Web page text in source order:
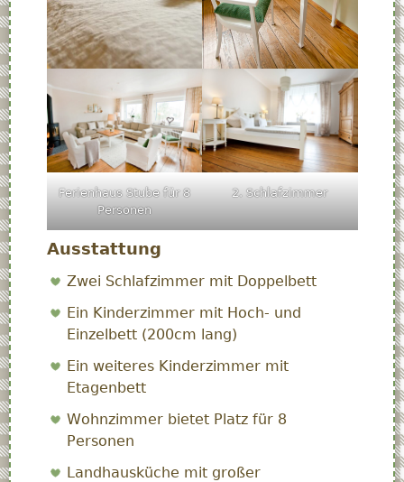
Ferienhaus Stube für 8
Personen
2. Schlafzimmer
Ausstattung
Zwei Schlafzimmer mit Doppelbett
Ein Kinderzimmer mit Hoch- und
Einzelbett (200cm lang)
Ein weiteres Kinderzimmer mit
Etagenbett
Wohnzimmer bietet Platz für 8
Personen
Landhausküche mit großer